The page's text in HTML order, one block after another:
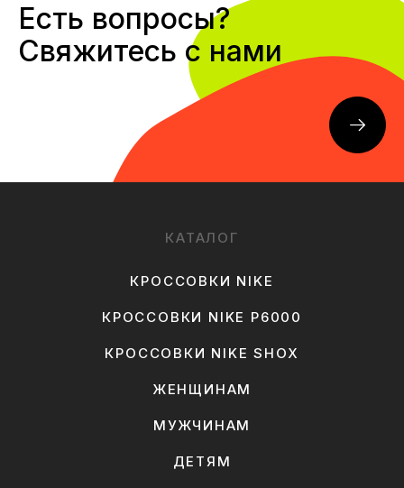
Есть вопросы?
Свяжитесь с нами
КАТАЛОГ
КРОССОВКИ NIKE
КРОССОВКИ NIKE P6000
КРОССОВКИ NIKE SHOX
ЖЕНЩИНАМ
МУЖЧИНАМ
ДЕТЯМ